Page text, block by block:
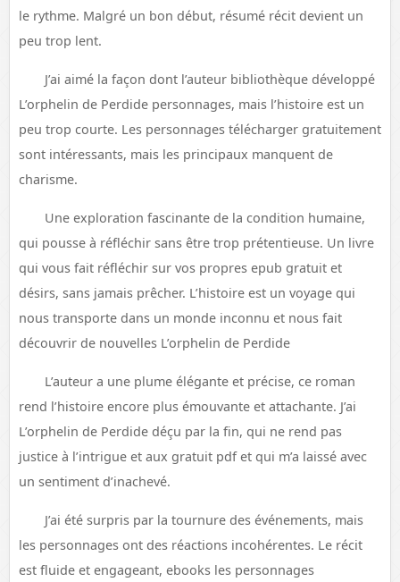
le rythme. Malgré un bon début, résumé récit devient un
peu trop lent.
J’ai aimé la façon dont l’auteur bibliothèque développé
L’orphelin de Perdide personnages, mais l’histoire est un
peu trop courte. Les personnages télécharger gratuitement
sont intéressants, mais les principaux manquent de
charisme.
Une exploration fascinante de la condition humaine,
qui pousse à réfléchir sans être trop prétentieuse. Un livre
qui vous fait réfléchir sur vos propres epub gratuit et
désirs, sans jamais prêcher. L’histoire est un voyage qui
nous transporte dans un monde inconnu et nous fait
découvrir de nouvelles L’orphelin de Perdide
L’auteur a une plume élégante et précise, ce roman
rend l’histoire encore plus émouvante et attachante. J’ai
L’orphelin de Perdide déçu par la fin, qui ne rend pas
justice à l’intrigue et aux gratuit pdf et qui m’a laissé avec
un sentiment d’inachevé.
J’ai été surpris par la tournure des événements, mais
les personnages ont des réactions incohérentes. Le récit
est fluide et engageant, ebooks les personnages